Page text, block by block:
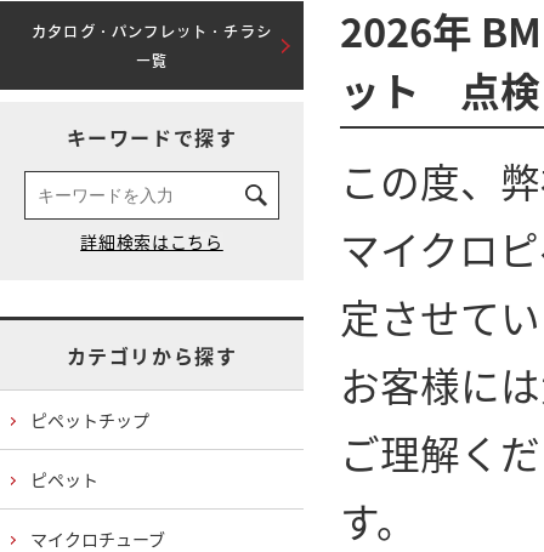
2026年
ット 点検
この度、
マイクロ
定させて
お客様に
ご理解く
す。
カタログ・パンフレット・チラシ
一覧
キーワードで探す
カテゴリから探す
ピペットチップ
ピペット
マイクロチューブ